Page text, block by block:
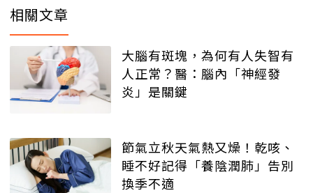
相關文章
大腦有斑塊，為何有人失智有
人正常？醫：腦內「神經發
炎」是關鍵
節氣立秋天氣熱又燥！乾咳、
睡不好記得「養陰潤肺」告別
換季不適